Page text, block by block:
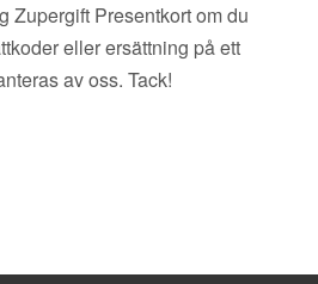
Zupergift Presentkort om du
eller ersättning på ett
av oss. Tack!